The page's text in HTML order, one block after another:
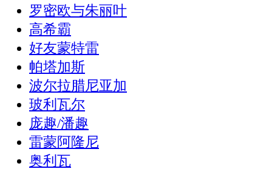
罗密欧与朱丽叶
高希霸
好友蒙特雷
帕塔加斯
波尔拉腊尼亚加
玻利瓦尔
庞趣/潘趣
雷蒙阿隆尼
奥利瓦